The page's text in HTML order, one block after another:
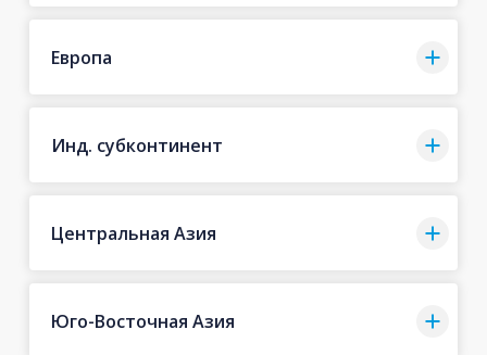
Европа
Инд. субконтинент
Центральная Азия
Юго-Восточная Азия